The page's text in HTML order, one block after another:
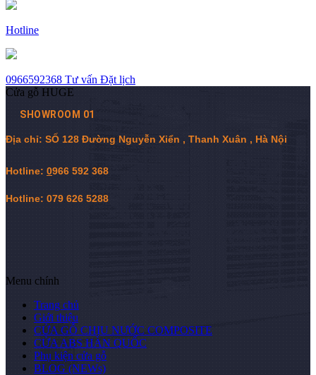
Hotline
0966592368 Tư vấn Đặt lịch
Cửa gỗ HUGE
SHOWROOM 01
Địa chỉ: SỐ 128 Đường Nguyễn Xiển , Thanh Xuân , Hà Nội
Hotline: 0966 592 368
Hotline: 079 626 5288
Menu chính
Trang chủ
Giới thiệu
CỬA GỖ CHỊU NƯỚC COMPOSITE
CỬA ABS HÀN QUỐC
Phụ kiện cửa gỗ
BLOG (NEWs)